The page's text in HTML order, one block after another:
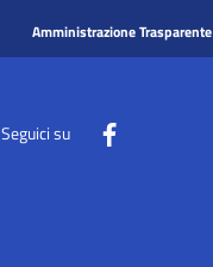
Amministrazione Trasparente
Seguici su